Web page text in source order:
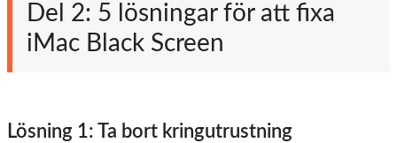
Del 2: 5 lösningar för att fixa
iMac Black Screen
Lösning 1: Ta bort kringutrustning